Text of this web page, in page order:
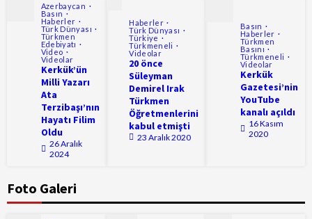
Azerbaycan
Basın
Haberler
Türk Dünyası
Türkmen
Edebiyatı
Video
Videolar
Kerkük’ün
Milli Yazarı
Ata
Terzibaşı’nın
Hayatı Filim
Oldu
26 Aralık
2024
Haberler
Türk Dünyası
Türkiye
Türkmeneli
Videolar
20 önce
Süleyman
Demirel Irak
Türkmen
Öğretmenlerini
kabul etmişti
23 Aralık 2020
Basın
Haberler
Türkmen
Basını
Türkmeneli
Videolar
Kerkük
Gazetesi’nin
YouTube
kanalı açıldı
16 Kasım
2020
Foto Galeri